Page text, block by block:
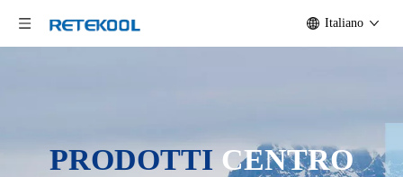
Italiano
PRODOTTI CENTRO